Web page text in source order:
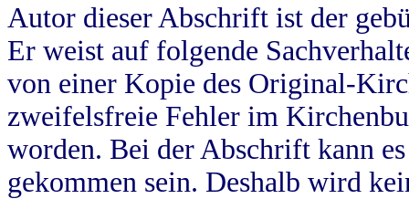
Autor dieser Abschrift ist der
Er weist auf folgende
von einer Kopie des Original-
zweifelsfreie Fehler im
worden. Bei der Abschrift kann
gekommen sein. Deshalb wird